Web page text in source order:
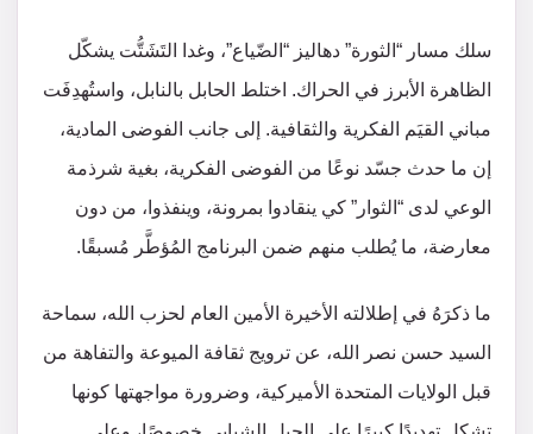
سلك مسار “الثورة” دهاليز “الضّياع”، وغدا التَشَتُّت يشكّل
الظاهرة الأبرز في الحراك. اختلط الحابل بالنابل، واستُهدِفَت
مباني القيَم الفكرية والثقافية. إلى جانب الفوضى المادية،
إن ما حدث جسّد نوعًا من الفوضى الفكرية، بغية شرذمة
الوعي لدى “الثوار” كي ينقادوا بمرونة، وينفذوا، من دون
معارضة، ما يُطلب منهم ضمن البرنامج المُؤطَّر مُسبقًا.
ما ذكرَهُ في إطلالته الأخيرة الأمين العام لحزب الله، سماحة
السيد حسن نصر الله، عن ترويج ثقافة الميوعة والتفاهة من
قبل الولايات المتحدة الأميركية، وضرورة مواجهتها كونها